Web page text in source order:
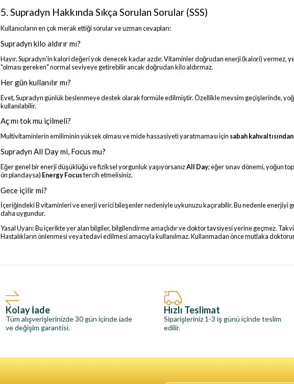
5. Supradyn Hakkında Sıkça Sorulan Sorular (SSS)
Kullanıcıların en çok merak ettiği sorular ve uzman cevapları:
Supradyn kilo aldırır mı?
Hayır. Supradyn'in kalori değeri yok denecek kadar azdır. Vitaminler doğrudan enerji (kalori) vermez,
"olması gereken" normal seviyeye getirebilir ancak doğrudan kilo aldırmaz.
Her gün kullanılır mı?
Evet, Supradyn günlük beslenmeye destek olarak formüle edilmiştir. Özellikle mevsim geçişlerinde,
kullanılabilir.
Aç mı tok mu içilmeli?
Multivitaminlerin emiliminin yüksek olması ve mide hassasiyeti yaratmaması için sabah
Supradyn All Day mi, Focus mu?
Eğer genel bir enerji düşüklüğü ve fiziksel yorgunluk yaşıyorsanızAll Day; eğer sınav dönemi, yoğun
ön plandaysa) Energy Focustercih etmelisiniz.
Gece içilir mi?
İçeriğindeki B vitaminleri ve enerji verici bileşenler nedeniyle uykunuzu kaçırabilir. Bu nedenle enerjiyi
daha uygundur.
Yasal Uyarı: Bu içerikte yer alan bilgiler, bilgilendirme amaçlıdır ve doktor tavsiyesi yerine geçmez.
Hastalıkların önlenmesi veya tedavi edilmesi amacıyla kullanılmaz. Kullanmadan önce mutlaka
Kolay İade
Tüm alışverişlerinizde 30 gün içinde iade
ve değişim garantisi.
Hızlı Teslimat
Siparişleriniz 1-3 iş günü içinde teslim
edilir.